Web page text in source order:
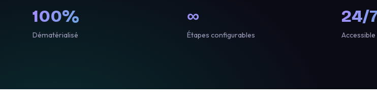
100%
Dématérialisé
∞
Étapes configurables
24/
Accessible